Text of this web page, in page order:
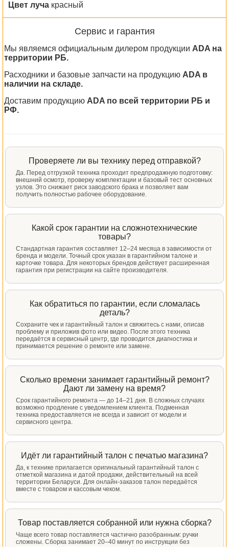
Цвет луча красный
Сервис и гарантия
Мы являемся официальным дилером продукции ADA на
территории РБ.
Расходники и базовые запчасти на продукцию ADA в
наличии на складе.
Доставим продукцию ADA по всей территории РБ и
РФ.
Проверяете ли вы технику перед отправкой?
Да. Перед отгрузкой техника проходит предпродажную подготовку:
внешний осмотр, проверку комплектации и базовый тест основных
узлов. Это снижает риск заводского брака и позволяет вам
получить полностью рабочее оборудование.
Какой срок гарантии на сложнотехнические
товары?
Стандартная гарантия составляет 12–24 месяца в зависимости от
бренда и модели. Точный срок указан в гарантийном талоне и
карточке товара. Для некоторых брендов действует расширенная
гарантия при регистрации на сайте производителя.
Как обратиться по гарантии, если сломалась
деталь?
Сохраните чек и гарантийный талон и свяжитесь с нами, описав
проблему и приложив фото или видео. После этого техника
передаётся в сервисный центр, где проводится диагностика и
принимается решение о ремонте или замене.
Сколько времени занимает гарантийный ремонт?
Дают ли замену на время?
Срок гарантийного ремонта — до 14–21 дня. В сложных случаях
возможно продление с уведомлением клиента. Подменная
техника предоставляется не всегда и зависит от модели и
сервисного центра.
Идёт ли гарантийный талон с печатью магазина?
Да, к технике прилагается оригинальный гарантийный талон с
отметкой магазина и датой продажи, действительный на всей
территории Беларуси. Для онлайн-заказов талон передаётся
вместе с товаром и кассовым чеком.
Товар поставляется собранной или нужна сборка?
Чаще всего товар поставляется частично разобранным: ручки
сложены. Сборка занимает 20–40 минут по инструкции без